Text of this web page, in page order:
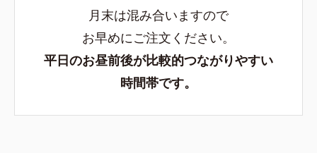
月末は混み合いますので
お早めにご注文ください。
平日のお昼前後が比較的つながりやすい
時間帯です。